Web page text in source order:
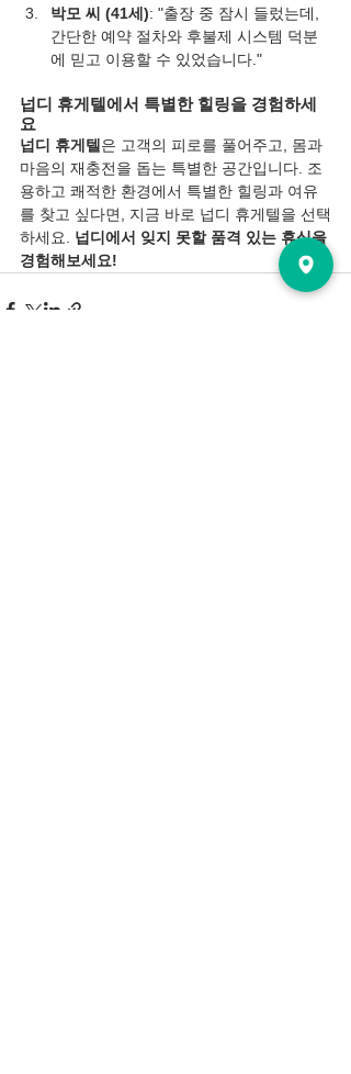
박모 씨 (41세): "출장 중 잠시 들렀는데,
간단한 예약 절차와 후불제 시스템 덕분
에 믿고 이용할 수 있었습니다."
넙디 휴게텔에서 특별한 힐링을 경험하세
요
넙디 휴게텔 은 고객의 피로를 풀어주고, 몸과
마음의 재충전을 돕는 특별한 공간입니다. 조
용하고 쾌적한 환경에서 특별한 힐링과 여유
를 찾고 싶다면, 지금 바로 넙디 휴게텔을 선택
하세요. 넙디에서 잊지 못할 품격 있는 휴식을
경험해보세요!